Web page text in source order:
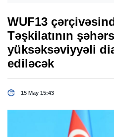
WUF13
Təşkilatının
yüksəksəviyyəli
ediləcək
15 May 15:43